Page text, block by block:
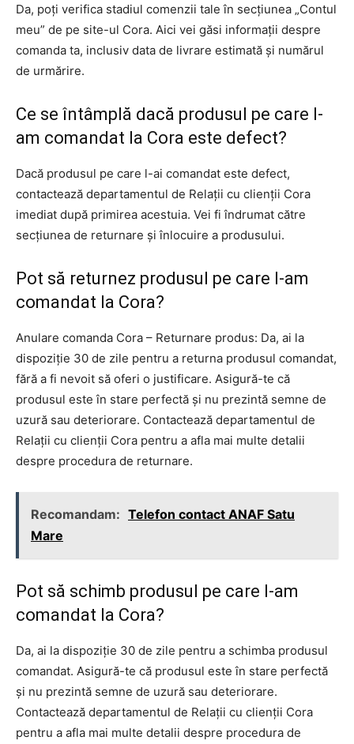
Da, poți verifica stadiul comenzii tale în secțiunea „Contul
meu” de pe site-ul Cora. Aici vei găsi informații despre
comanda ta, inclusiv data de livrare estimată și numărul
de urmărire.
Ce se întâmplă dacă produsul pe care l-
am comandat la Cora este defect?
Dacă produsul pe care l-ai comandat este defect,
contactează departamentul de Relații cu clienții Cora
imediat după primirea acestuia. Vei fi îndrumat către
secțiunea de returnare și înlocuire a produsului.
Pot să returnez produsul pe care l-am
comandat la Cora?
Anulare comanda Cora – Returnare produs: Da, ai la
dispoziție 30 de zile pentru a returna produsul comandat,
fără a fi nevoit să oferi o justificare. Asigură-te că
produsul este în stare perfectă și nu prezintă semne de
uzură sau deteriorare. Contactează departamentul de
Relații cu clienții Cora pentru a afla mai multe detalii
despre procedura de returnare.
Recomandam: Telefon contact ANAF Satu
Mare
Pot să schimb produsul pe care l-am
comandat la Cora?
Da, ai la dispoziție 30 de zile pentru a schimba produsul
comandat. Asigură-te că produsul este în stare perfectă
și nu prezintă semne de uzură sau deteriorare.
Contactează departamentul de Relații cu clienții Cora
pentru a afla mai multe detalii despre procedura de